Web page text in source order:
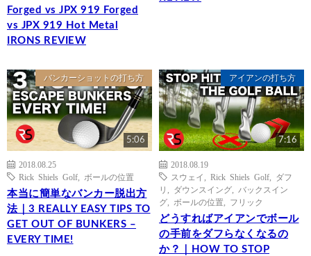
Forged vs JPX 919 Forged
vs JPX 919 Hot Metal
IRONS REVIEW
バンカーショットの打ち方
5:06
2018.08.25
Rick Shiels Golf
ボールの位置
本当に簡単なバンカー脱出方
法｜3 REALLY EASY TIPS TO
GET OUT OF BUNKERS –
EVERY TIME!
アイアンの打ち方
7:16
2018.08.19
スウェイ
Rick Shiels Golf
ダフ
リ
ダウンスイング
バックスイン
グ
ボールの位置 フリック
どうすればアイアンでボール
の手前をダフらなくなるの
か？｜HOW TO STOP